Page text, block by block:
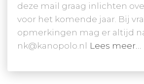
deze mail graag inlichten
voor het komende jaar. Bij
opmerkingen mag er altijd
nk@kanopolo.nl Lees meer…